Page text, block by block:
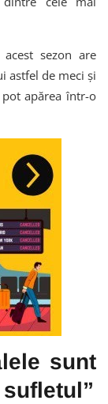
sezon are
astfel de meci și
apărea într-o
sunt